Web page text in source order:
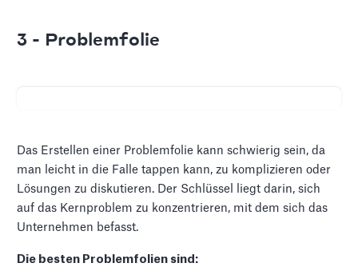
3 - Problemfolie
Das Erstellen einer Problemfolie kann schwierig sein, da
man leicht in die Falle tappen kann, zu komplizieren oder
Lösungen zu diskutieren. Der Schlüssel liegt darin, sich
auf das Kernproblem zu konzentrieren, mit dem sich das
Unternehmen befasst.
Die besten Problemfolien sind: